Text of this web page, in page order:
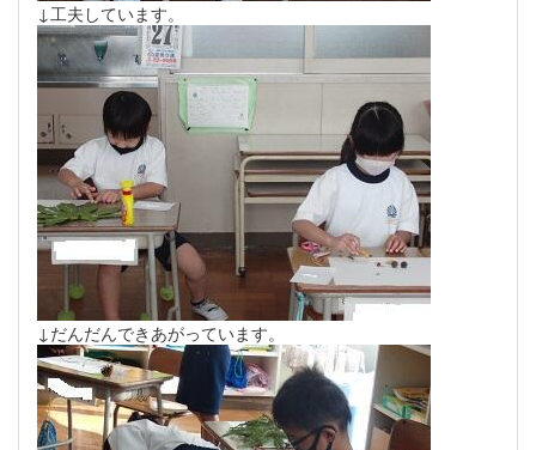
↓工夫しています。
↓だんだんできあがっています。